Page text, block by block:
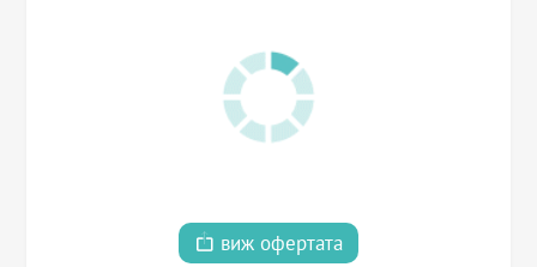
виж офертата